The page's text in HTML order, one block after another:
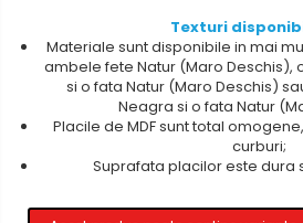
Texturi
Materiale sunt disponibile in mai
ambele fete Natur (Maro Deschis),
si o fata Natur (Maro Deschis)
Neagra si o fata Natur
Placile de MDF sunt total
curburi;
Suprafata placilor este dura